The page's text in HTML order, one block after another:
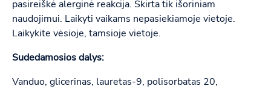
pasireiškė alerginė reakcija. Skirta tik išoriniam
naudojimui. Laikyti vaikams nepasiekiamoje vietoje.
Laikykite vėsioje, tamsioje vietoje.
Sudedamosios dalys:
Vanduo, glicerinas, lauretas-9, polisorbatas 20,